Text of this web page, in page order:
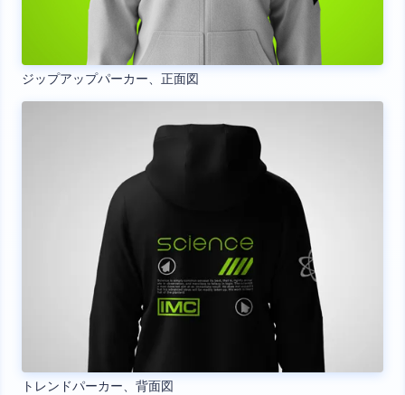
ジップアップパーカー、正面図
トレンドパーカー、背面図